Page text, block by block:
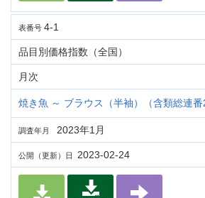
表番号 4-1
品目別価格指数（全国）
月次
焼き魚 ～ ブラウス（半袖）（含類総連番
調査年月 2023年1月
公開（更新）日 2023-02-24